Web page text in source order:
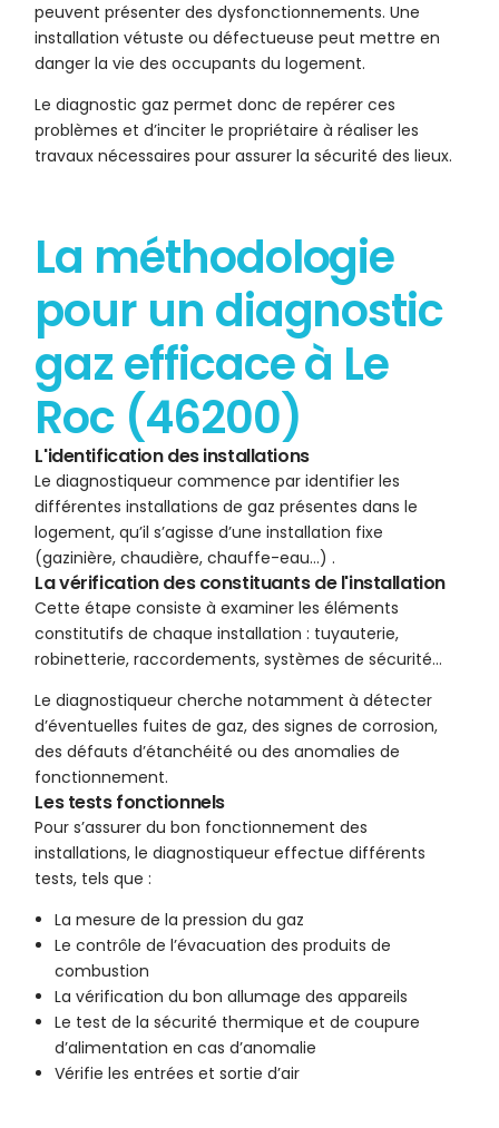
peuvent présenter des dysfonctionnements. Une
installation vétuste ou défectueuse peut mettre en
danger la vie des occupants du logement.
Le diagnostic gaz permet donc de repérer ces
problèmes et d’inciter le propriétaire à réaliser les
travaux nécessaires pour assurer la sécurité des lieux.
La méthodologie
pour un diagnostic
gaz efficace à Le
Roc (46200)
L'identification des installations
Le diagnostiqueur commence par identifier les
différentes installations de gaz présentes dans le
logement, qu’il s’agisse d’une installation fixe
(gazinière, chaudière, chauffe-eau…) .
La vérification des constituants de l'installation
Cette étape consiste à examiner les éléments
constitutifs de chaque installation : tuyauterie,
robinetterie, raccordements, systèmes de sécurité…
Le diagnostiqueur cherche notamment à détecter
d’éventuelles fuites de gaz, des signes de corrosion,
des défauts d’étanchéité ou des anomalies de
fonctionnement.
Les tests fonctionnels
Pour s’assurer du bon fonctionnement des
installations, le diagnostiqueur effectue différents
tests, tels que :
La mesure de la pression du gaz
Le contrôle de l’évacuation des produits de
combustion
La vérification du bon allumage des appareils
Le test de la sécurité thermique et de coupure
d’alimentation en cas d’anomalie
Vérifie les entrées et sortie d’air